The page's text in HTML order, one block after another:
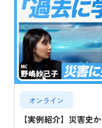
オンライン
【実例紹介】災害史